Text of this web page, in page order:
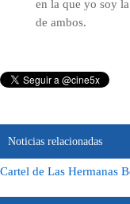
en la que yo soy
de ambos.
Noticias relacionadas
Cartel de Las Hermanas